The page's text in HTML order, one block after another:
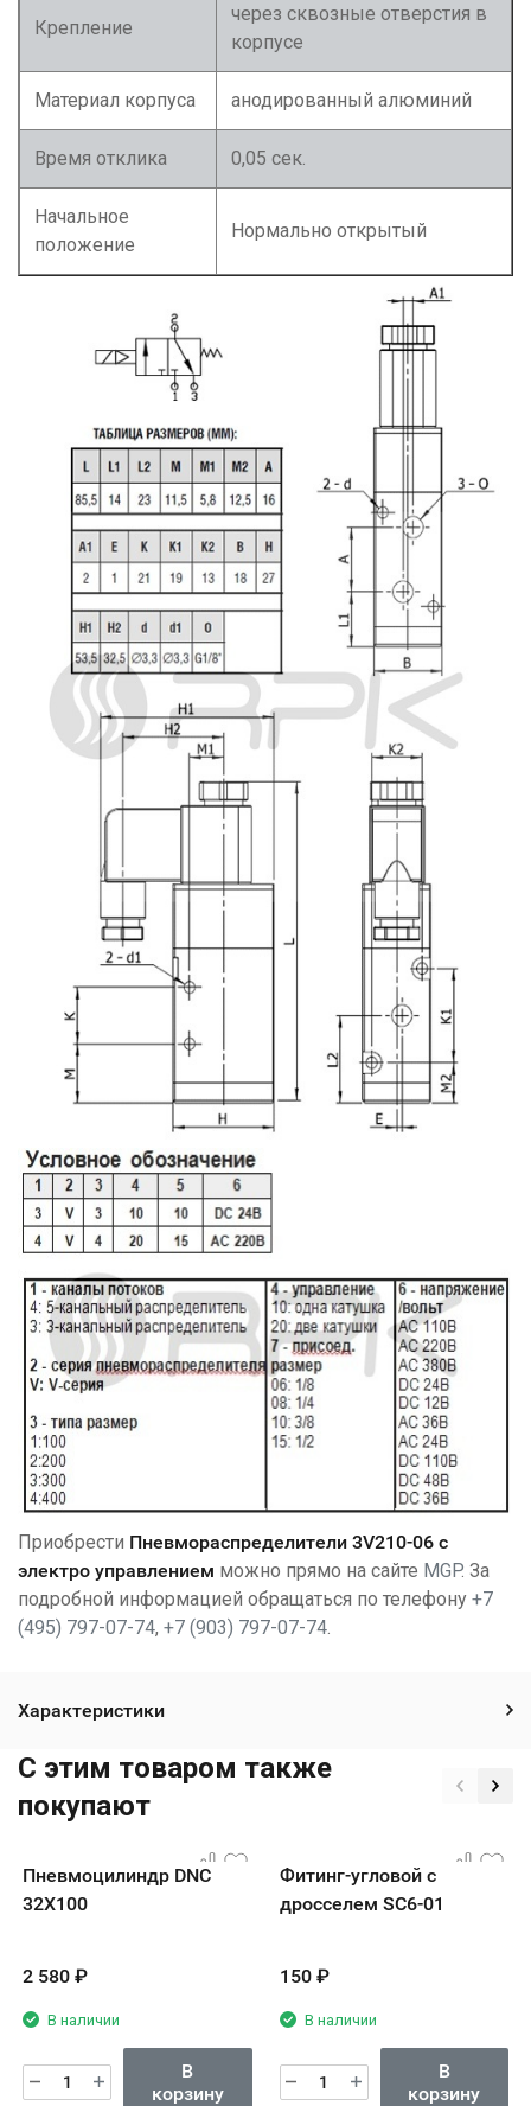
Крепление
через сквозные отверстия в
корпусе
Материал корпуса анодированный алюминий
Время отклика 0,05 сек.
Начальное
положение
Нормально открытый
Приобрести Пневмораспределители 3V210-06 с
электро управлением можно прямо на сайте MGP. За
подробной информацией обращаться по телефону +7
(495) 797-07-74, +7 (903) 797-07-74.
Характеристики
C этим товаром также
покупают
Пневмоцилиндр DNC
32X100
2 580 ₽
В наличии
В
корзину
Фитинг-угловой с
дросселем SC6-01
150 ₽
В наличии
В
корзину